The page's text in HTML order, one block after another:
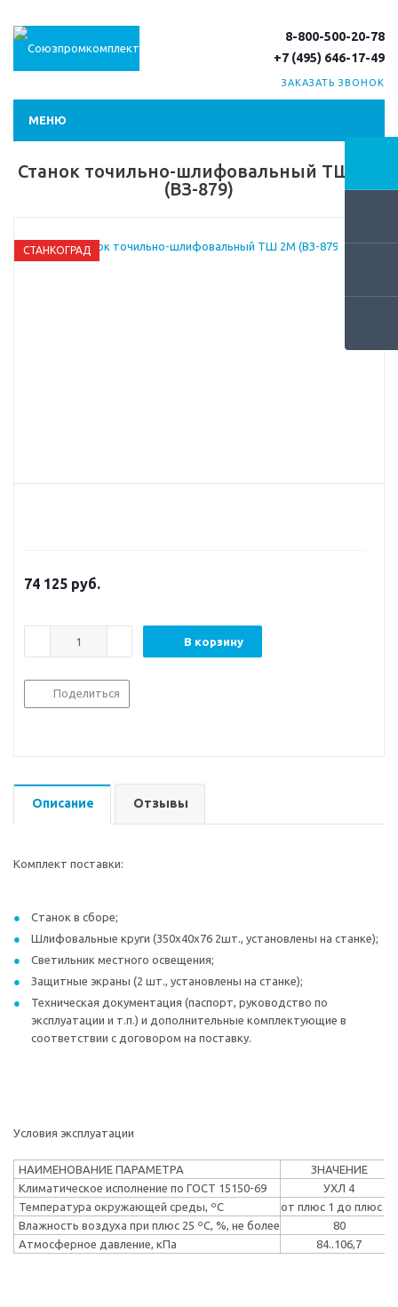
8-800-500-20-78
+7 (495) 646-17-49
ЗАКАЗАТЬ ЗВОНОК
МЕНЮ
Станок точильно-шлифовальный ТШ 2М
(ВЗ-879)
СТАНКОГРАД
74 125 руб.
В корзину
Поделиться
Описание Отзывы
Комплект поставки:
Станок в сборе;
Шлифовальные круги (350х40х76 2шт., установлены на станке);
Светильник местного освещения;
Защитные экраны (2 шт., установлены на станке);
Техническая документация (паспорт, руководство по
эксплуатации и т.п.) и дополнительные комплектующие в
соответствии с договором на поставку.
Условия эксплуатации
НАИМЕНОВАНИЕ ПАРАМЕТРА
ЗНАЧЕНИЕ
Климатическое исполнение по ГОСТ 15150-69
УХЛ 4
Температура окружающей среды, ºС
от плюс 1 до плюс 40
Влажность воздуха при плюс 25 ºС, %, не более
80
Атмосферное давление, кПа
84..106,7